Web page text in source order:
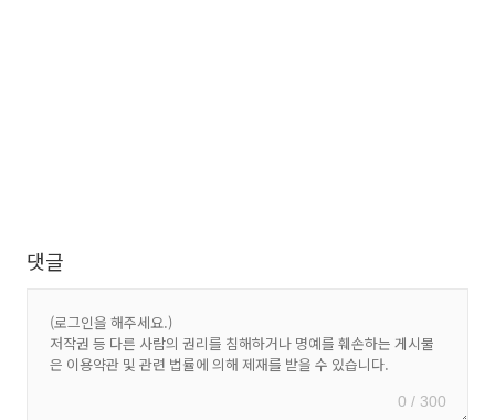
댓글
0 / 300